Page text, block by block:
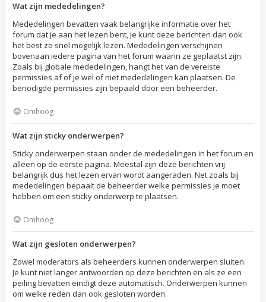
Wat zijn mededelingen?
Mededelingen bevatten vaak belangrijke informatie over het
forum dat je aan het lezen bent, je kunt deze berichten dan ook
het best zo snel mogelijk lezen. Mededelingen verschijnen
bovenaan iedere pagina van het forum waarin ze geplaatst zijn.
Zoals bij globale mededelingen, hangt het van de vereiste
permissies af of je wel of niet mededelingen kan plaatsen. De
benodigde permissies zijn bepaald door een beheerder.
Omhoog
Wat zijn sticky onderwerpen?
Sticky onderwerpen staan onder de mededelingen in het forum en
alleen op de eerste pagina. Meestal zijn deze berichten vrij
belangrijk dus het lezen ervan wordt aangeraden. Net zoals bij
mededelingen bepaalt de beheerder welke permissies je moet
hebben om een sticky onderwerp te plaatsen.
Omhoog
Wat zijn gesloten onderwerpen?
Zowel moderators als beheerders kunnen onderwerpen sluiten.
Je kunt niet langer antwoorden op deze berichten en als ze een
peiling bevatten eindigt deze automatisch. Onderwerpen kunnen
om welke reden dan ook gesloten worden.